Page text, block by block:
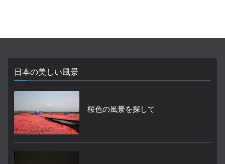
日本の美しい風景
桜色の風景を探して